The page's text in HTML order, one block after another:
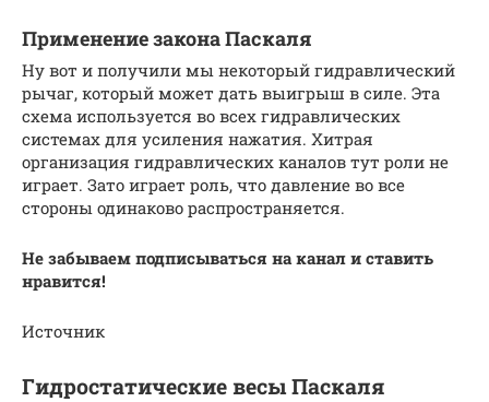
Применение закона Паскаля
Ну вот и получили мы некоторый гидравлический
рычаг, который может дать выигрыш в силе. Эта
схема используется во всех гидравлических
системах для усиления нажатия. Хитрая
организация гидравлических каналов тут роли не
играет. Зато играет роль, что давление во все
стороны одинаково распространяется.
Не забываем подписываться на канал и ставить
нравится!
Источник
Гидростатические весы Паскаля